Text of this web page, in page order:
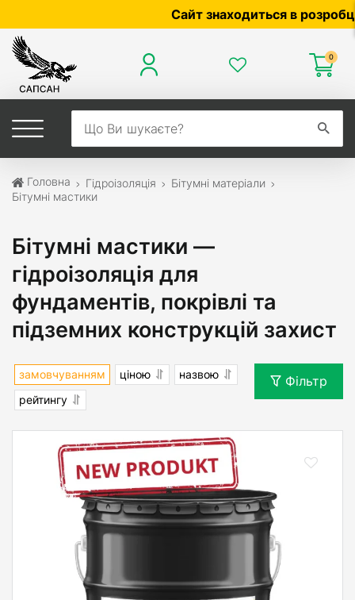
Сайт знаходиться в розробці —
0
Головна Гідроізоляція
Бітумні матеріали
Бітумні мастики
Бітумні мастики —
гідроізоляція для
фундаментів, покрівлі та
підземних конструкцій захист
замовчуванням ціною
назвою
рейтингу
Фільтр